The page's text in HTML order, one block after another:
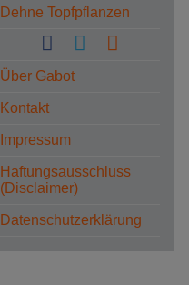
Dehne Topfpflanzen
Über Gabot
Kontakt
Impressum
Haftungsausschluss
(Disclaimer)
Datenschutzerklärung